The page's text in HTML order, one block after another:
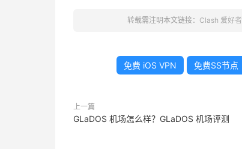
转载需注明本文链接： Clash 爱好者
免费 iOS VPN 免费SS节点
上一篇
GLaDOS 机场怎么样？GLaDOS 机场评测